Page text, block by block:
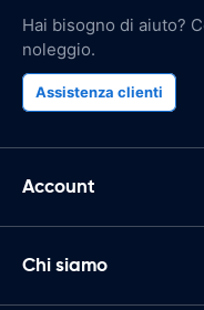
Hai bisogno di aiuto?
noleggio.
Assistenza clienti
Account
Chi siamo